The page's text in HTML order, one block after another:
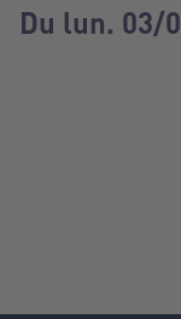
Du lun. 03/